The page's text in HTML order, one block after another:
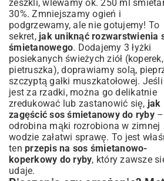
zeszkli, wlewamy ok. 250 ml
30%. Zmniejszamy ogień i
podgrzewamy, ale nie gotujemy! To
sekret, jak uniknąć rozwarstwienia
śmietanowego. Dodajemy 3 łyżki
posiekanych świeżych ziół (koperek,
pietruszka), doprawiamy solą,
szczyptą gałki muszkatołowej.
jest za rzadki, można go delikatnie
zredukować lub zastanowić się, jak
zagęścić sos śmietanowy do ryby–
odrobina mąki rozrobiona w zimnej
wodzie załatwi sprawę. To jest
ten przepis na sos śmietanowo-
koperkowy do ryby, który zawsze
udaje.